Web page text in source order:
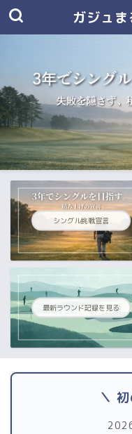
ガジュ
シングル挑戦宣言
最新ラウンド記録を見る
＼